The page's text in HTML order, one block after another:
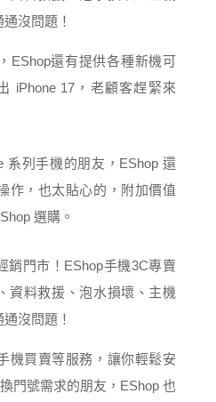
EShop還有提供各種新機可
iPhone 17，老顧客趕緊來
系列手機的朋友，EShop 還
作，也太貼心的，附加價值
選購。
機買賣等服務，讓你輕鬆安
門號需求的朋友，EShop 也